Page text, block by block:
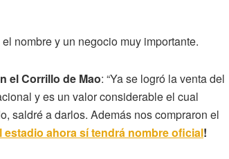
nombre y un negocio muy importante.
el Corrillo de Mao: “Ya se logró la venta del
y es un valor considerable el cual
saldré a darlos. Además nos compraron el
estadio ahora sí tendrá nombre oficial!